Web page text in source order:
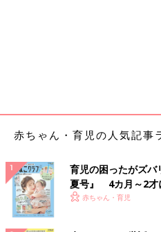
赤ちゃん・育児の人気記事
育児の困ったがズバ
夏号』 4カ月～2才
いっぱい！
赤ちゃん・育児